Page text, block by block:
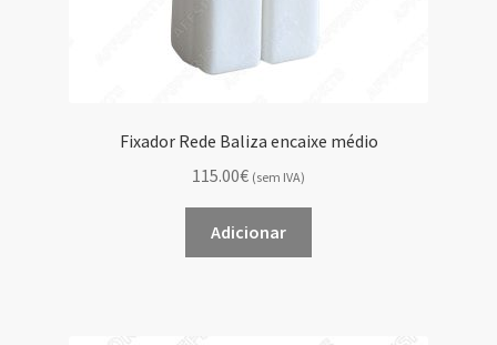
Fixador Rede Baliza encaixe médio
115.00€ (sem IVA)
Adicionar